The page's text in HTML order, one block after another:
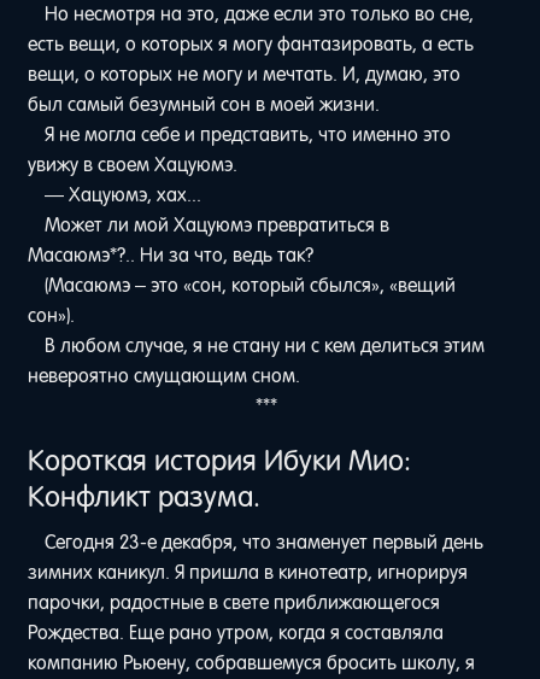
Но несмотря на это, даже если это только во сне,
есть вещи, о которых я могу фантазировать, а есть
вещи, о которых не могу и мечтать. И, думаю, это
был самый безумный сон в моей жизни.
Я не могла себе и представить, что именно это
увижу в своем Хацуюмэ.
— Хацуюмэ, хах...
Может ли мой Хацуюмэ превратиться в
Масаюмэ*?.. Ни за что, ведь так?
(Масаюмэ – это «сон, который сбылся», «вещий
сон»).
В любом случае, я не стану ни с кем делиться этим
невероятно смущающим сном.
***
Короткая история Ибуки Мио:
Конфликт разума.
Сегодня 23-е декабря, что знаменует первый день
зимних каникул. Я пришла в кинотеатр, игнорируя
парочки, радостные в свете приближающегося
Рождества. Еще рано утром, когда я составляла
компанию Рьюену, собравшемуся бросить школу, я